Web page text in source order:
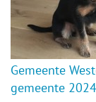
Gemeente
gemeente